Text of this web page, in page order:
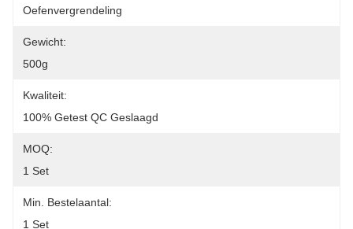
Oefenvergrendeling
Gewicht:
500g
Kwaliteit:
100% Getest QC Geslaagd
MOQ:
1 Set
Min. Bestelaantal:
1 Set